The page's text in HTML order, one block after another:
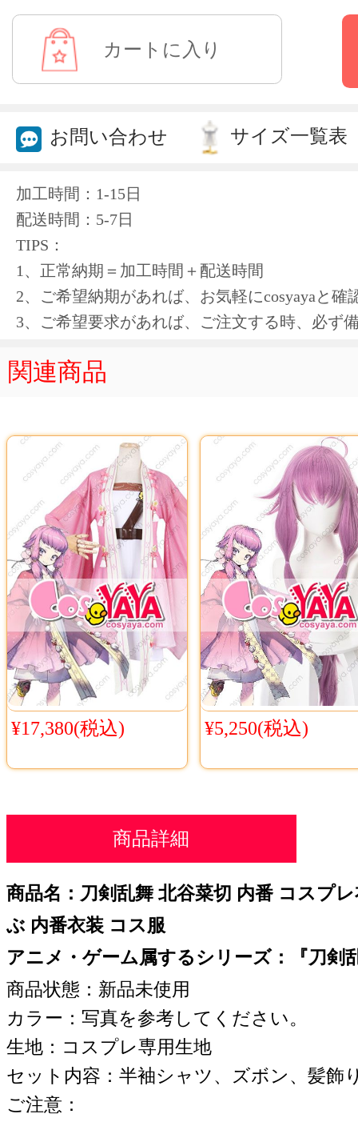
お問い合わせ サイズ一覧表
加工時間：1-15日
配送時間：5-7日
TIPS：
1、正常納期＝加工時間＋配送時間
2、ご希望納期があれば、お気軽にcosyayaと確
3、ご希望要求があれば、ご注文する時、必ず
関連商品
¥17,380(税込) ¥5,250(税込)
商品詳細
商品名：刀剣乱舞 北谷菜切 内番 コスプ
ぶ 内番衣装 コス服
アニメ・ゲーム属するシリーズ：『刀剣
商品状態：新品未使用
カラー：写真を参考してください。
生地：コスプレ専用生地
セット内容：半袖シャツ、ズボン、髪飾
ご注意：